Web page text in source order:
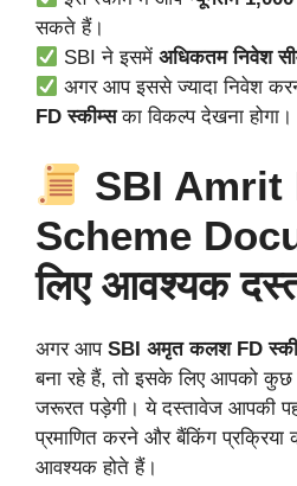
सकते हैं।
SBI ने इसमेंअधिकतम निवेश
अगर आप इससे ज्यादा निवेश
FD स्कीम्सका विकल्प देखना होगा।
SBI Amrit
Scheme
लिए आवश्यक
अगर आप SBI अमृत कलश FD
बना रहे हैं, तो इसके लिए आपको कुछ
जरूरत पड़ेगी। ये दस्तावेज आपकी
प्रमाणित करने और बैंकिंग प्रक्रिया
आवश्यक होते हैं।